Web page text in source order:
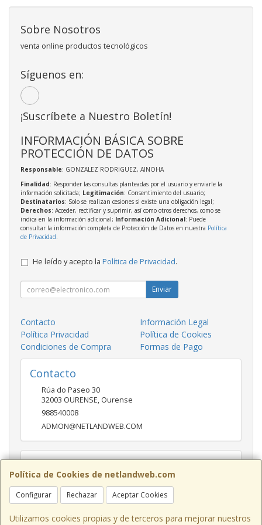
Política de Cookies de netlandweb.com
Configurar Rechazar Aceptar Cookies
Utilizamos cookies propias y de terceros para mejorar nuestros
Sobre Nosotros
venta online productos tecnológicos
Síguenos en:
¡Suscríbete a Nuestro Boletín!
INFORMACIÓN BÁSICA SOBRE
PROTECCIÓN DE DATOS
Responsable: GONZALEZ RODRIGUEZ, AINOHA
Finalidad: Responder las consultas planteadas por el usuario y enviarle la
información solicitada; Legitimación: Consentimiento del usuario;
Destinatarios: Solo se realizan cesiones si existe una obligación legal;
Derechos: Acceder, rectificar y suprimir, así como otros derechos, como se
indica en la información adicional; Información Adicional: Puede
consultar la información completa de Protección de Datos en nuestra Política
de Privacidad.
He leído y acepto la Política de Privacidad.
Enviar
Contacto
Información Legal
Política Privacidad
Política de Cookies
Condiciones de Compra
Formas de Pago
Contacto
Rúa do Paseo 30
32003 OURENSE, Ourense
988540008
ADMON@NETLANDWEB.COM